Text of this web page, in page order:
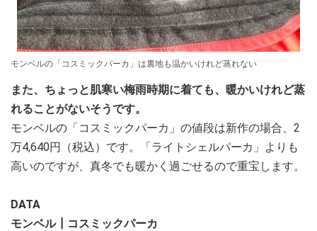
モンベルの「コスミックパーカ」は裏地も温かいけれど蒸れない
また、ちょっと肌寒い梅雨時期に着ても、暖かいけれど蒸
れることがないそうです。
モンベルの「コスミックパーカ」の値段は新作の場合、2
万4,640円（税込）です。「ライトシェルパーカ」よりも
高いのですが、真冬でも暖かく過ごせるので重宝します。
DATA
モンベル┃コスミックパーカ